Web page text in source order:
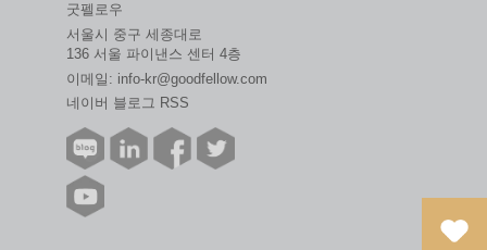
굿펠로우
서울시 중구 세종대로
136 서울 파이낸스 센터 4층
이메일: info-kr@goodfellow.com
네이버 블로그 RSS